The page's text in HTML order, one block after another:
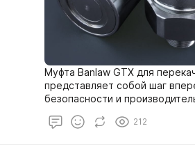
Муфта Banlaw GTX для
представляет собой шаг
безопасности и
трудным, грязным, опасным и
212